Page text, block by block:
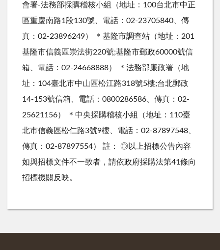
會署-法務部採購稽核小組（地址：100台北市中正
區重慶南路1段130號、電話：02-23705840、傳
真：02-23896249） ＊基隆市調查站（地址：201
基隆市信義區崇法街220號;基隆市郵政60000號信
箱、電話：02-24668888） ＊法務部廉政署（地
址：104臺北市中山區松江路318號5樓;台北郵政
14-153號信箱、電話：0800286586、傳真：02-
25621156） ＊中央採購稽核小組（地址：110臺
北市信義區松仁路3號9樓、電話：02-87897548、
傳真：02-87897554） 註： ◎以上招標公告內容
如與招標文件不一致者，請依政府採購法第41條向
招標機關反映。